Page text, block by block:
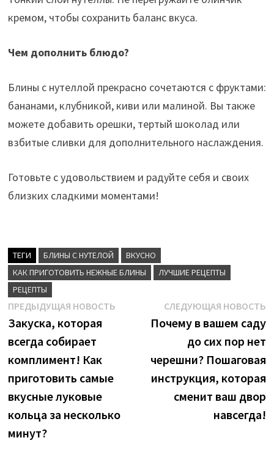
кремом, чтобы сохранить баланс вкуса.
Чем дополнить блюдо?
Блины с нутеллой прекрасно сочетаются с фруктами:
бананами, клубникой, киви или малиной. Вы также
можете добавить орешки, тертый шоколад или
взбитые сливки для дополнительного наслаждения.
Готовьте с удовольствием и радуйте себя и своих
близких сладкими моментами!
ТЕГИ БЛИНЫ С НУТЕЛОЙ
ВКУСНО
КАК ПРИГОТОВИТЬ НЕЖНЫЕ БЛИНЫ
ЛУЧШИЕ РЕЦЕПТЫ
РЕЦЕПТЫ
Навигация
по
записям
ПРЕДЫДУЩАЯ НОВОСТЬПредыдущая
новость:
Закуска, которая
всегда собирает
комплимент! Как
приготовить самые
вкусные луковые
кольца за несколько
минут?
СЛЕДУЮЩАЯ НОВОСТЬ
Почему в вашем саду
до сих пор нет
черешни? Пошаговая
инструкция, которая
сменит ваш двор
навсегда!